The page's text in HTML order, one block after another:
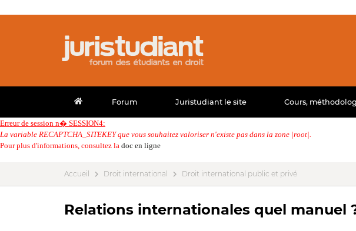
Forum Juristudiant le site Cours,
Erreur de session n� SESSION4:
La variable RECAPTCHA_SITEKEY que vous souhaitez valoriser n'existe pas dans la zone |root|.
Pour plus d'informations, consultez la doc en ligne
Accueil Droit international Droit international public et privé
Relations internationales quel manuel